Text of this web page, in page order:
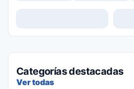
Categorías destacadas
Ver todas